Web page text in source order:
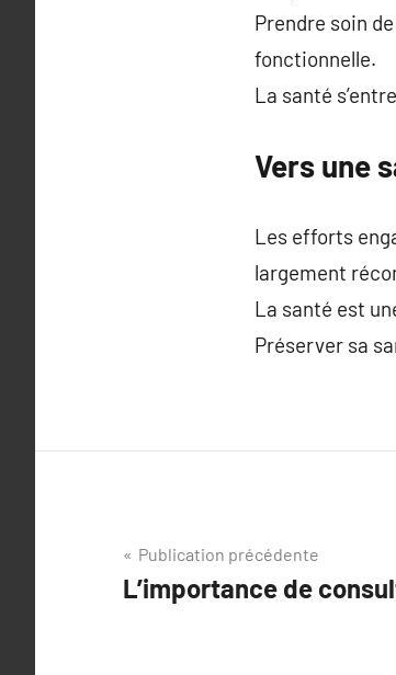
Prendre soin
fonctionnelle.
La santé
Vers une
Les efforts
largement
La santé est
Préserver sa
Navigation
de
Publication précédente
L’importance de